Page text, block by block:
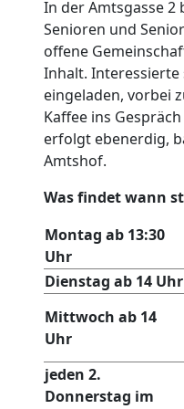
In der Amtsgasse 2
Senioren und
offene
Inhalt.
eingeladen, vorbei
Kaffee ins
erfolgt ebenerdig,
Amtshof.
Was findet wann
Montag ab 13:30
Uhr
Dienstag ab 14 Uhr
Mittwoch ab 14
Uhr
jeden 2.
Donnerstag im